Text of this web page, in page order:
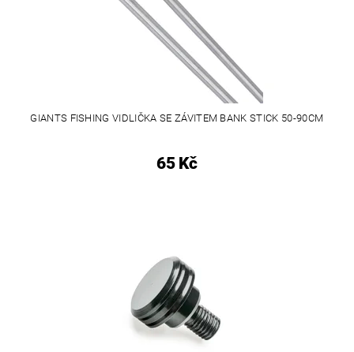
GIANTS FISHING VIDLIČKA SE ZÁVITEM BANK STICK 50-90CM
65 Kč